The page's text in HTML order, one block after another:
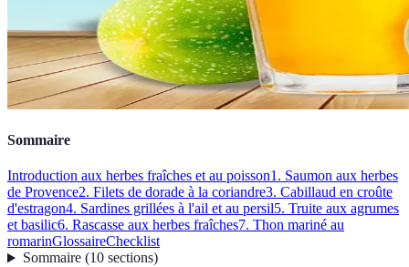
Sommaire
Introduction aux herbes fraîches et au poisson1. Saumon aux herbes
de Provence2. Filets de dorade à la coriandre3. Cabillaud en croûte
d'estragon4. Sardines grillées à l'ail et au persil5. Truite aux agrumes
et basilic6. Rascasse aux herbes fraîches7. Thon mariné au
romarinGlossaireChecklist
Sommaire(10 sections)